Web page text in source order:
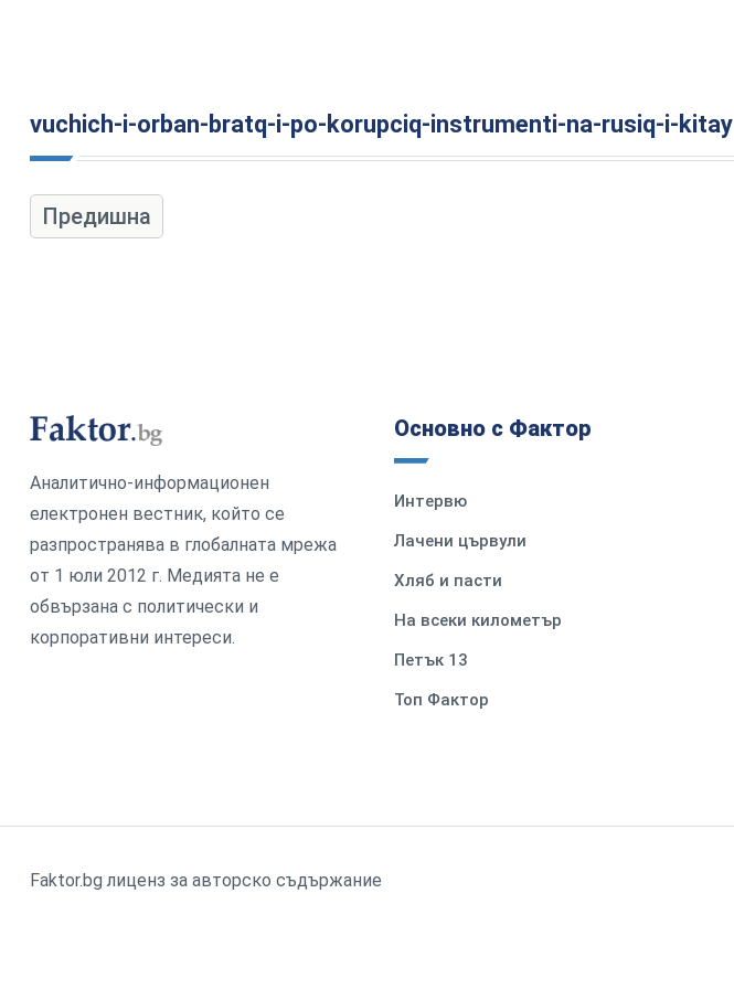
vuchich-i-orban-bratq-i-po-korupciq-instrumenti-na-rusiq-i-kitay
Предишна
Аналитично-информационен
електронен вестник, който се
разпространява в глобалната мрежа
от 1 юли 2012 г. Медията не е
обвързана с политически и
корпоративни интереси.
Основно с Фактор
Интервю
Лачени цървули
Хляб и пасти
На всеки километър
Петък 13
Топ Фактор
Faktor.bg лиценз за авторско съдържание